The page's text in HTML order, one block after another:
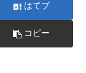
はてブ
コピー